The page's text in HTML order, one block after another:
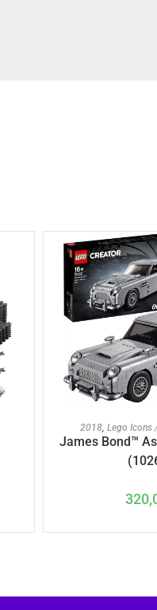
AJOUTER
2018, Lego Icons
James Bond™